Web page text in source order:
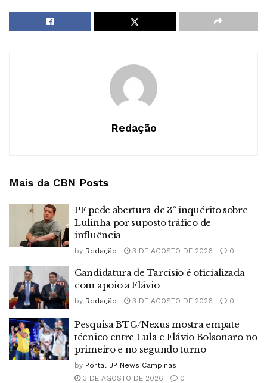
Redação
Mais da CBN Posts
PF pede abertura de 3º inquérito sobre
Lulinha por suposto tráfico de
influência
by Redação 3 DE AGOSTO DE 2026 0
Candidatura de Tarcísio é oficializada
com apoio a Flávio
by Redação 3 DE AGOSTO DE 2026 0
Pesquisa BTG/Nexus mostra empate
técnico entre Lula e Flávio Bolsonaro no
primeiro e no segundo turno
by Portal JP News Campinas
3 DE AGOSTO DE 2026
0